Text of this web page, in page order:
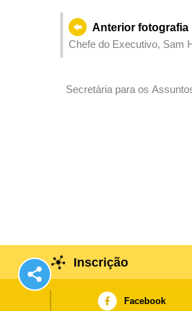
Anterior fotografia
Chefe do Executivo, Sam
Secretária para os
Inscrição
Facebook